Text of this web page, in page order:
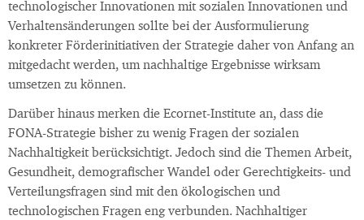
technologischer Innovationen mit sozialen Innovationen und
Verhaltensänderungen sollte bei der Ausformulierung
konkreter Förderinitiativen der Strategie daher von Anfang an
mitgedacht werden, um nachhaltige Ergebnisse wirksam
umsetzen zu können.
Darüber hinaus merken die Ecornet-Institute an, dass die
FONA-Strategie bisher zu wenig Fragen der sozialen
Nachhaltigkeit berücksichtigt. Jedoch sind die Themen Arbeit,
Gesundheit, demografischer Wandel oder Gerechtigkeits- und
Verteilungsfragen sind mit den ökologischen und
technologischen Fragen eng verbunden. Nachhaltiger